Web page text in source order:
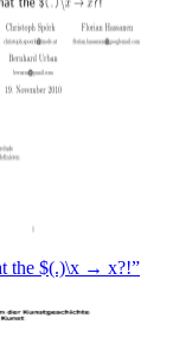
the $(.)\x → x?!”